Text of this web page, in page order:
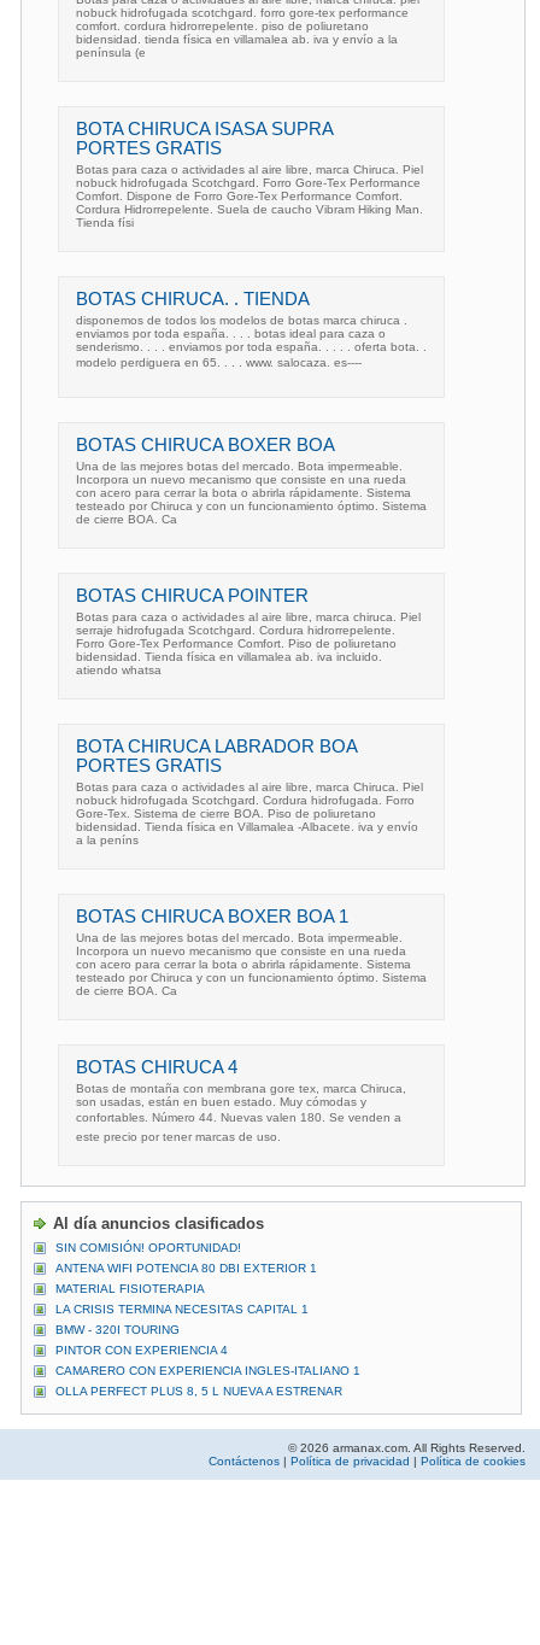
nobuck hidrofugada scotchgard. forro gore-tex performance
comfort. cordura hidrorrepelente. piso de poliuretano
bidensidad. tienda física en villamalea ab. iva y envío a la
península (e
BOTA CHIRUCA ISASA SUPRA
PORTES GRATIS
Botas para caza o actividades al aire libre, marca Chiruca. Piel
nobuck hidrofugada Scotchgard. Forro Gore-Tex Performance
Comfort. Dispone de Forro Gore-Tex Performance Comfort.
Cordura Hidrorrepelente. Suela de caucho Vibram Hiking Man.
Tienda físi
BOTAS CHIRUCA. . TIENDA
disponemos de todos los modelos de botas marca chiruca .
enviamos por toda españa. . . . botas ideal para caza o
senderismo. . . . enviamos por toda españa. . . . . oferta bota. .
modelo perdiguera en 65. . . . www. salocaza. es----
BOTAS CHIRUCA BOXER BOA
Una de las mejores botas del mercado. Bota impermeable.
Incorpora un nuevo mecanismo que consiste en una rueda
con acero para cerrar la bota o abrirla rápidamente. Sistema
testeado por Chiruca y con un funcionamiento óptimo. Sistema
de cierre BOA. Ca
BOTAS CHIRUCA POINTER
Botas para caza o actividades al aire libre, marca chiruca. Piel
serraje hidrofugada Scotchgard. Cordura hidrorrepelente.
Forro Gore-Tex Performance Comfort. Piso de poliuretano
bidensidad. Tienda física en villamalea ab. iva incluido.
atiendo whatsa
BOTA CHIRUCA LABRADOR BOA
PORTES GRATIS
Botas para caza o actividades al aire libre, marca Chiruca. Piel
nobuck hidrofugada Scotchgard. Cordura hidrofugada. Forro
Gore-Tex. Sistema de cierre BOA. Piso de poliuretano
bidensidad. Tienda física en Villamalea -Albacete. iva y envío
a la peníns
BOTAS CHIRUCA BOXER BOA 1
Una de las mejores botas del mercado. Bota impermeable.
Incorpora un nuevo mecanismo que consiste en una rueda
con acero para cerrar la bota o abrirla rápidamente. Sistema
testeado por Chiruca y con un funcionamiento óptimo. Sistema
de cierre BOA. Ca
BOTAS CHIRUCA 4
Botas de montaña con membrana gore tex, marca Chiruca,
son usadas, están en buen estado. Muy cómodas y
confortables. Número 44. Nuevas valen 180. Se venden a
este precio por tener marcas de uso.
Al día anuncios clasificados
SIN COMISIÓN! OPORTUNIDAD!
ANTENA WIFI POTENCIA 80 DBI EXTERIOR 1
MATERIAL FISIOTERAPIA
LA CRISIS TERMINA NECESITAS CAPITAL 1
BMW - 320I TOURING
PINTOR CON EXPERIENCIA 4
CAMARERO CON EXPERIENCIA INGLES-ITALIANO 1
OLLA PERFECT PLUS 8, 5 L NUEVA A ESTRENAR
© 2026 armanax.com. All Rights Reserved.
Contáctenos | Política de privacidad | Política de cookies